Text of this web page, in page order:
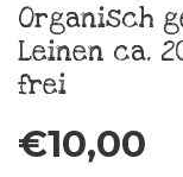
Organisch
Leinen ca.
frei
€10,00